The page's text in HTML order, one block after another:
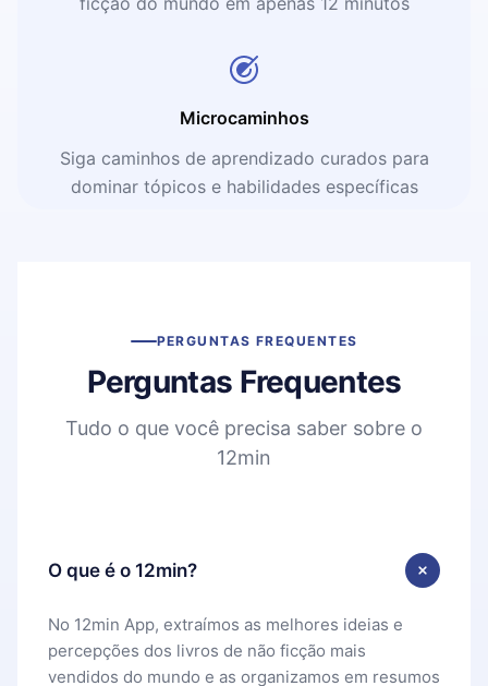
Microcaminhos
Siga caminhos de aprendizado curados para
dominar tópicos e habilidades específicas
PERGUNTAS FREQUENTES
Perguntas Frequentes
Tudo o que você precisa saber sobre o
12min
O que é o 12min?
No 12min App, extraímos as melhores ideias e
percepções dos livros de não ficção mais
vendidos do mundo e as organizamos em resumos